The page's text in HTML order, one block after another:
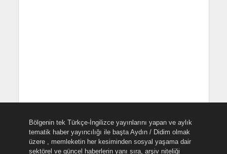
Bölgenin tek Türkçe-İngilizce yayınlarını yapan ve aylık
tematik haber yayıncılığı ile başta Aydın / Didim olmak
üzere , memleketin her kesiminden sosyal yaşama dair
sektörel ve güncel haberlerin yanı sıra, arşiv niteliği